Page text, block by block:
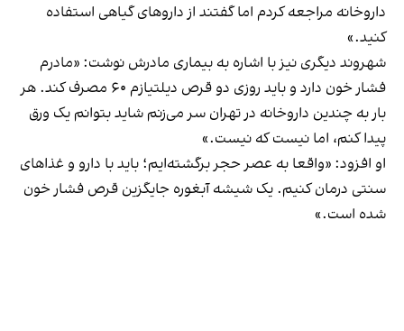
داروخانه مراجعه کردم اما گفتند از داروهای گیاهی استفاده
کنید.»
شهروند دیگری نیز با اشاره به بیماری مادرش نوشت: «مادرم
فشار خون دارد و باید روزی دو قرص دیلتیازم ۶۰ مصرف کند. هر
بار به چندین داروخانه در تهران سر می‌زنم شاید بتوانم یک ورق
پیدا کنم، اما نیست که نیست.»
او افزود: «واقعا به عصر حجر برگشته‌ایم؛ باید با دارو و غذاهای
سنتی درمان کنیم. یک شیشه آبغوره جایگزین قرص فشار خون
شده است.»